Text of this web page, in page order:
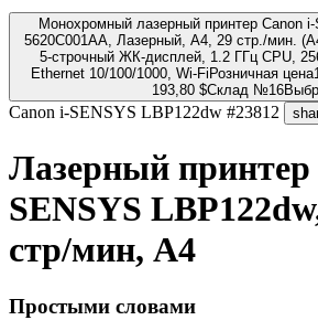
Монохромный лазерный принтер Canon i-
5620C001AA, Лазерный, A4, 29 стр./мин.
5-строчный ЖК-дисплей, 1.2 ГГц CPU,
Ethernet 10/100/1000, Wi-Fi Розничная цена
193,80 $Склад №16
Canon i-SENSYS LBP122dw #23812
Лазерный
SENSYS
стр/мин, A4
Простыми словами